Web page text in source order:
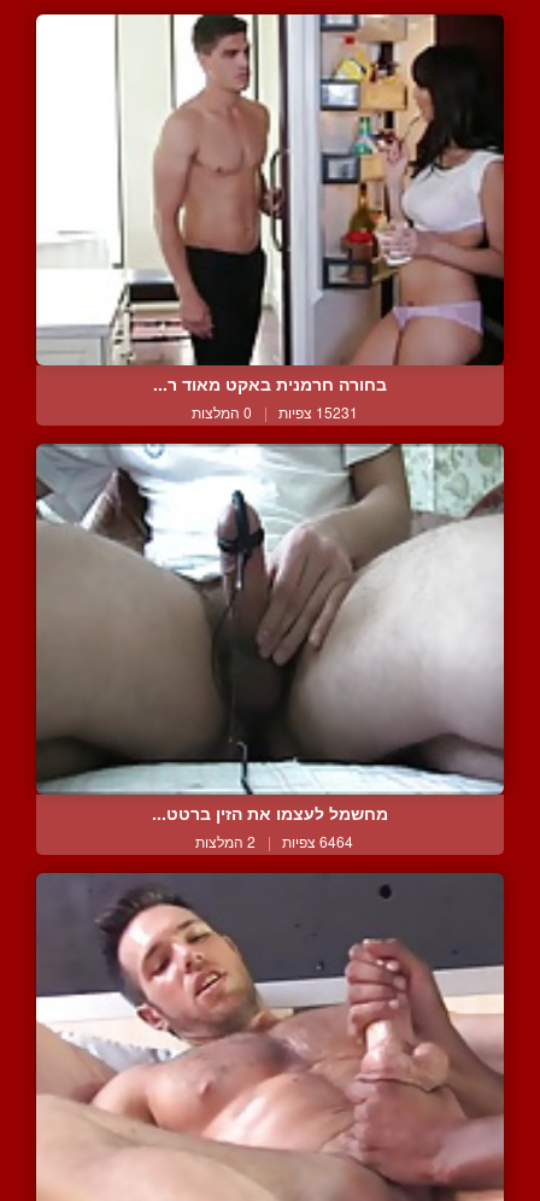
בחורה חרמנית באקט מאוד ר...
15231 צפיות | 0 המלצות
מחשמל לעצמו את הזין ברטט...
6464 צפיות | 2 המלצות